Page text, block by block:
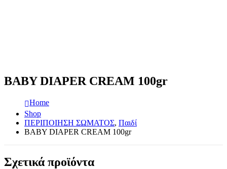
BABY DIAPER CREAM 100gr
Home
Shop
ΠΕΡΙΠΟΙΗΣΗ ΣΩΜΑΤΟΣ, Παιδί
BABY DIAPER CREAM 100gr
Σχετικά προϊόντα